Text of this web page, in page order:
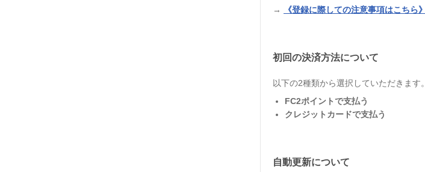
→ 《登録に際しての注意事項はこちら》
初回の決済方法について
以下の2種類から選択していただきます。
FC2ポイントで支払う
クレジットカードで支払う
自動更新について